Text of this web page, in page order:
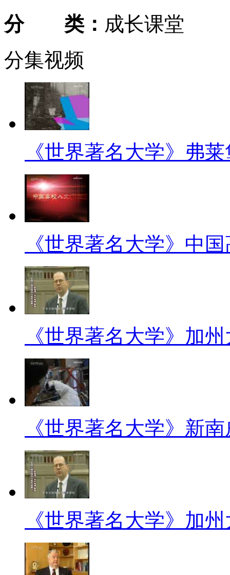
分 类： 成长课堂
分集视频
《世界著名大学》弗
《世界著名大学》中
《世界著名大学》加
《世界著名大学》新
《世界著名大学》加